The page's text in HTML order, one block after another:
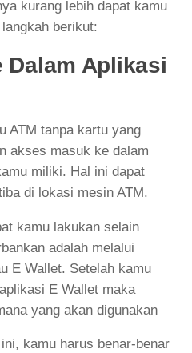
kurang lebih dapat kamu
berikut:
Dalam Aplikasi
ATM tanpa kartu yang
akses masuk ke dalam
miliki. Hal ini dapat
di lokasi mesin ATM.
kamu lakukan selain
adalah melalui
E Wallet. Setelah kamu
E Wallet maka
yang akan digunakan
kamu harus benar-benar